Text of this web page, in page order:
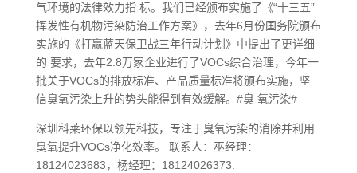
气环境的法律效力指 标。我们已经颁布实施了《“十三五”
挥发性有机物污染防治工作方案》，去年6月份国务院颁布
实施的《打赢蓝天保卫战三年行动计划》中提出了更详细
的 要求，去年2.8万家企业进行了VOCs综合治理，今年一
批关于VOCs的排放标准、产品质量标准将颁布实施，坚
信臭氧污染上升的势头能得到有效缓解。#臭 氧污染#
深圳科莱环保以领先科技，专注于臭氧污染的消除并利用
臭氧提升VOCs净化效率。 联系人：巫经理：
18124023683，杨经理：18124026373.